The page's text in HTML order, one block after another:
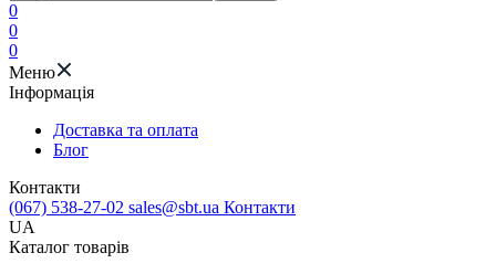
0
0
0
Меню
Iнформація
Доставка та оплата
Блог
Контакти
(067) 538-27-02 sales@sbt.ua Контакти
UA
Каталог товарів